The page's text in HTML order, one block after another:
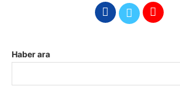
Haber ara